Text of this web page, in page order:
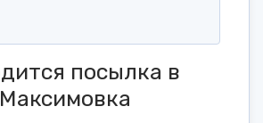
посылка в